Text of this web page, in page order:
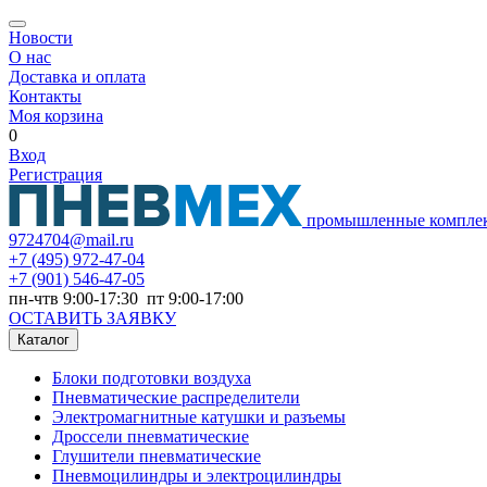
Новости
О нас
Доставка и оплата
Контакты
Моя корзина
0
Вход
Регистрация
промышленные
9724704@mail.ru
+7 (495) 972-47-04
+7 (901) 546-47-05
пн-чтв 9:00-17:30 пт 9:00-17:00
ОСТАВИТЬ ЗАЯВКУ
Каталог
Блоки подготовки воздуха
Пневматические распределители
Электромагнитные катушки и разъемы
Дроссели пневматические
Глушители пневматические
Пневмоцилиндры и электроцилиндры